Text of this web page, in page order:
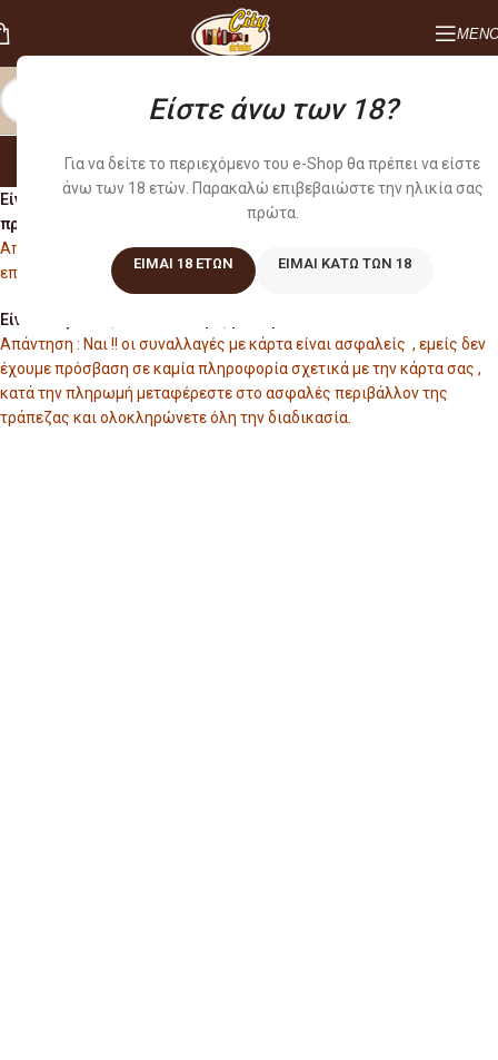
Είστε άνω των 18?
Για να δείτε το περιεχόμενο του e-Shop θα πρέπει να είστε
άνω των 18 ετών. Παρακαλώ επιβεβαιώστε την ηλικία σας
πρώτα.
ΕΊΜΑΙ 18 ΕΤΏΝ ΕΊΜΑΙ ΚΆΤΩ ΤΩΝ 18
Home/ ΣΥΧΝΕΣ ΕΡΩΤΗΣΕΙΣ
Είναι απαραίτητο το άνοιγμα λογαριασμού για να αγοράσω
προϊόντα ?
Απάντηση : Όχι , μπορείτε να κάνετε τις αγορές σας και ως
επισκέπτης
Είναι ασφαλείς οι συναλλαγές με κάρτα ?
Απάντηση : Ναι !! οι συναλλαγές με κάρτα είναι ασφαλείς , εμείς δεν
έχουμε πρόσβαση σε καμία πληροφορία σχετικά με την κάρτα σας ,
κατά την πληρωμή μεταφέρεστε στο ασφαλές περιβάλλον της
τράπεζας και ολοκληρώνετε όλη την διαδικασία.